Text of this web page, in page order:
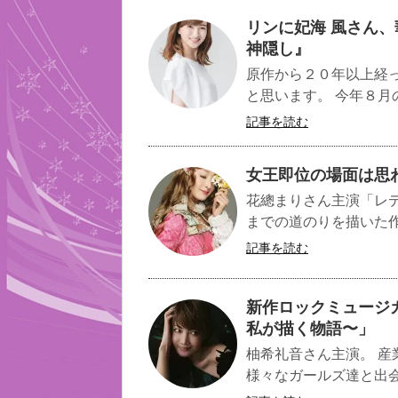
リンに妃海 風さん
神隠し』
原作から２０年以上経
と思います。 今年８
記事を読む
女王即位の場面は思
花總まりさん主演「レ
までの道のりを描いた
記事を読む
新作ロックミュー
私が描く物語〜」
柚希礼音さん主演。 産
様々なガールズ達と出